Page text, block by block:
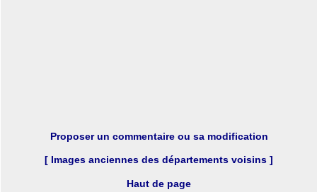
Proposer un commentaire ou sa modification
[ Images anciennes des départements voisins ]
Haut de page